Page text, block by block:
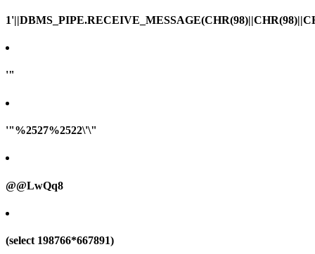
'"
'"%2527%2522\'\"
@@LwQq8
(select 198766*667891)